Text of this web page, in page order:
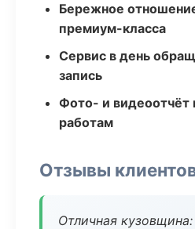
Бережное
премиум-класса
Сервис в день
запись
Фото- и
работам
Отзывы
Отличная